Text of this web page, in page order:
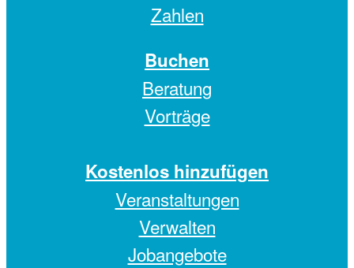
Zahlen
Buchen
Beratung
Vorträge
Kostenlos hinzufügen
Veranstaltungen
Verwalten
Jobangebote